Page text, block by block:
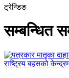
ट्रेन्डिङ
सम्बन्धित